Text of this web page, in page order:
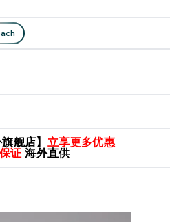
舰店】 立享更多优惠
证 海外直供